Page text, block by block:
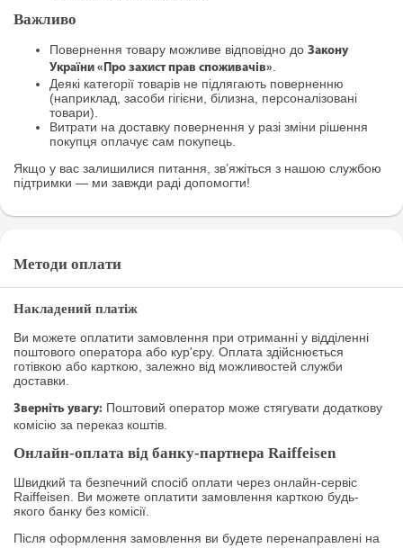
Важливо
Повернення товару можливе відповідно до Закону
України «Про захист прав споживачів»
Деякі категорії товарів не підлягають поверненню
(наприклад, засоби гігієни, білизна, персоналізовані
товари).
Витрати на доставку повернення у разі зміни рішення
покупця оплачує сам покупець.
Якщо у вас залишилися питання, зв’яжіться з нашою службою
підтримки — ми завжди раді допомогти!
Методи оплати
Накладений платіж
Ви можете оплатити замовлення при отриманні у відділенні
поштового оператора або кур'єру. Оплата здійснюється
готівкою або карткою, залежно від можливостей служби
доставки.
Зверніть увагу: Поштовий оператор може стягувати додаткову
комісію за переказ коштів.
Онлайн-оплата від банку-партнера Raiffeisen
Швидкий та безпечний спосіб оплати через онлайн-сервіс
Raiffeisen. Ви можете оплатити замовлення карткою будь-
якого банку без комісії.
Після оформлення замовлення ви будете перенаправлені на